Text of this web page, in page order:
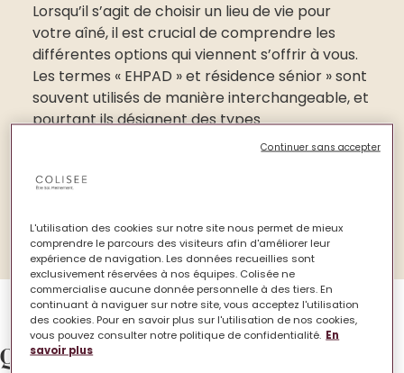
Lorsqu’il s’agit de choisir un lieu de vie pour
votre aîné, il est crucial de comprendre les
différentes options qui viennent s’offrir à vous.
Les termes « EHPAD » et résidence sénior » sont
souvent utilisés de manière interchangeable, et
pourtant ils désignent des types
d’hébergements très différents, adaptés à des
d’aider les aînés et leurs proches aidants à faire
un choix éclairé.
Qu’est-ce qu’un EHPAD ?
L'utilisation des cookies sur notre site nous permet de mieux
comprendre le parcours des visiteurs afin d'améliorer leur
expérience de navigation. Les données recueillies sont
exclusivement réservées à nos équipes. Colisée ne
commercialise aucune donnée personnelle à des tiers. En
continuant à naviguer sur notre site, vous acceptez l'utilisation
des cookies. Pour en savoir plus sur l'utilisation de nos cookies,
vous pouvez consulter notre politique de confidentialité. En
savoir plus
Continuer sans accepter